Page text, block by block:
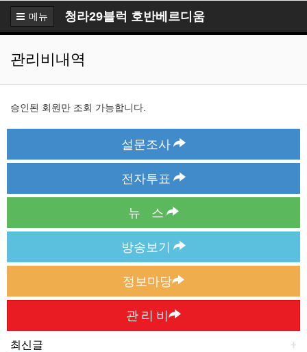
메뉴 청라29블럭 호반베르디움
관리비내역
승인된 회원만 조회 가능합니다.
설문조사
전자투표
뉴 스
방송보기
정보마당
관 리 비
+
최신글